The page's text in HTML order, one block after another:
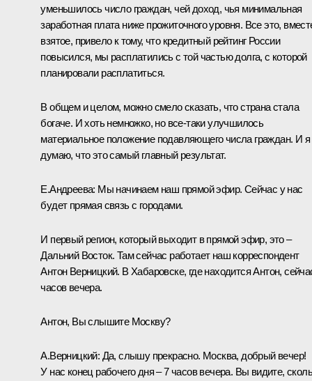
уменьшилось число граждан, чей доход, чья минимальная
заработная плата ниже прожиточного уровня. Все это,
взятое, привело к тому, что кредитный рейтинг России
повысился, мы расплатились с той частью долга, с которой
планировали расплатиться.
В общем и целом, можно смело сказать, что страна стала
богаче. И хоть немножко, но все‑таки улучшилось
материальное положение подавляющего числа граждан. И я
думаю, что это самый главный результат.
Е.Андреева: Мы начинаем наш прямой эфир. Сейчас у нас
будет прямая связь с городами.
И первый регион, который выходит в прямой эфир, это –
Дальний Восток. Там сейчас работает наш корреспондент
Антон Верницкий. В Хабаровске, где находится Антон,
часов вечера.
Антон, Вы слышите Москву?
А.Верницкий: Да, слышу прекрасно. Москва, добрый вечер!
У нас конец рабочего дня – 7 часов вечера. Вы видите,